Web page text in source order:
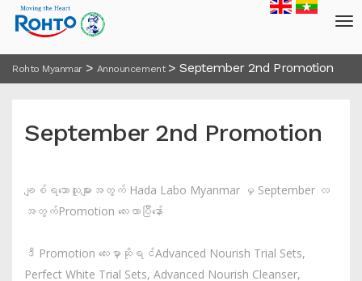
Rohto Myanmar> Announcement>September 2nd Promotion
September 2nd Promotion
ချစ်ရသောသူများအတွက် Hada Labo Myanmar မှ September လ
အတွက်Promotion လေးလာပြီနော်
ဒီ Promotion လေးမှာဆိုရင်Advanced Nourish Trial Sets,
Perfect White Trial Sets, Advanced Nourish Cleanser,